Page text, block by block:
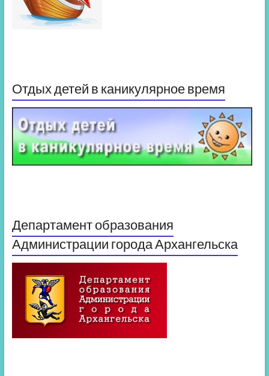
Отдых детей в каникулярное время
Департамент образования
Администрации города Архангельска